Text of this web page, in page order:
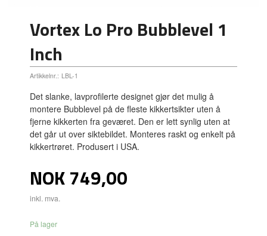
Vortex Lo Pro Bubblevel 1
Inch
Artikkelnr.: LBL-1
Det slanke, lavprofilerte designet gjør det mulig å
montere Bubblevel på de fleste kikkertsikter uten å
fjerne kikkerten fra geværet. Den er lett synlig uten at
det går ut over siktebildet. Monteres raskt og enkelt på
kikkertrøret. Produsert i USA.
Pris
NOK749,00
inkl. mva.
På lager